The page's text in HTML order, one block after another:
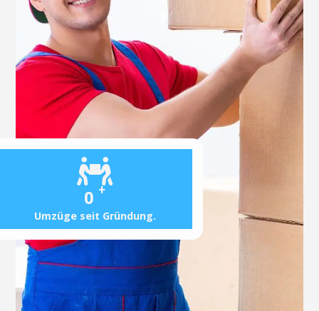
0 +
Umzüge seit Gründung.